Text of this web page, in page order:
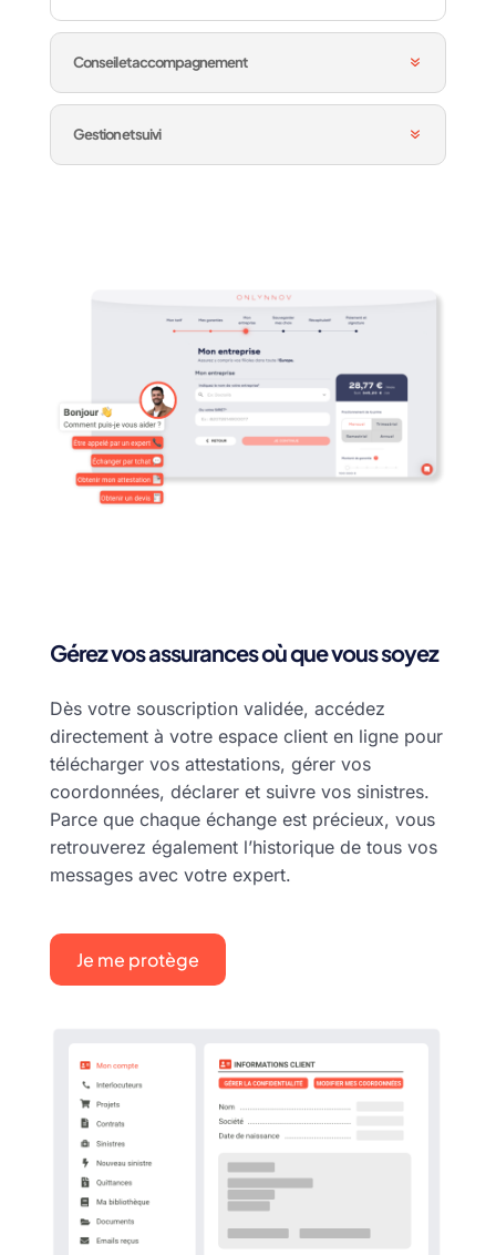
Conseil et accompagnement
Gestion et suivi
Gérez vos assurances où que vous soyez
Dès votre souscription validée, accédez
directement à votre espace client en ligne pour
télécharger vos attestations, gérer vos
coordonnées, déclarer et suivre vos sinistres.
Parce que chaque échange est précieux, vous
retrouverez également l’historique de tous vos
messages avec votre expert.
Je me protège